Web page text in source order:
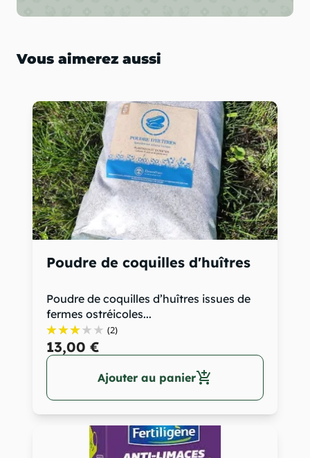
Vous aimerez aussi
Poudre de coquilles d'huîtres
Poudre de coquilles d’huîtres issues de
fermes ostréicoles...
(2)
13,00 €
Ajouter au panieradd_shopping_cart